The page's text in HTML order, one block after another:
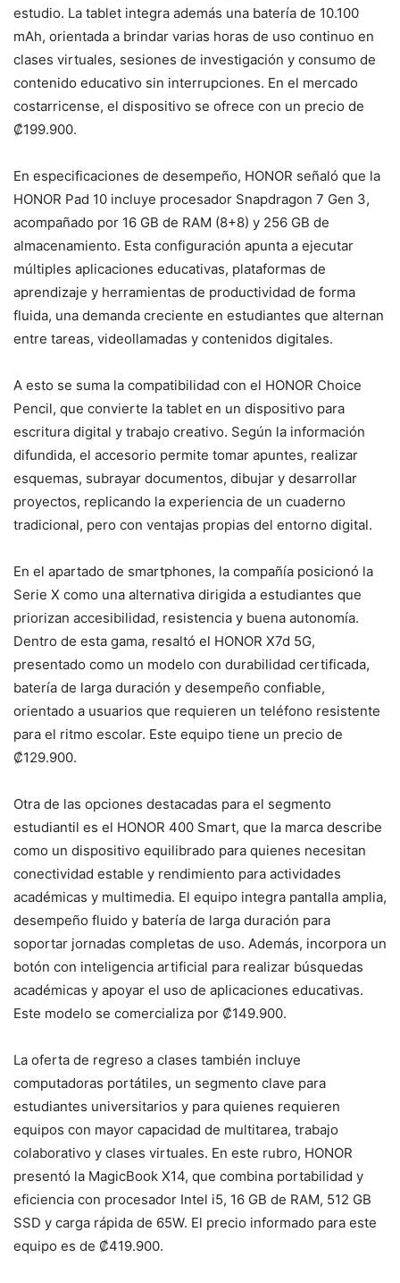
estudio. La tablet integra además una batería de 10.100
mAh, orientada a brindar varias horas de uso continuo en
clases virtuales, sesiones de investigación y consumo de
contenido educativo sin interrupciones. En el mercado
costarricense, el dispositivo se ofrece con un precio de
₡199.900.
En especificaciones de desempeño, HONOR señaló que la
HONOR Pad 10 incluye procesador Snapdragon 7 Gen 3,
acompañado por 16 GB de RAM (8+8) y 256 GB de
almacenamiento. Esta configuración apunta a ejecutar
múltiples aplicaciones educativas, plataformas de
aprendizaje y herramientas de productividad de forma
fluida, una demanda creciente en estudiantes que alternan
entre tareas, videollamadas y contenidos digitales.
A esto se suma la compatibilidad con el HONOR Choice
Pencil, que convierte la tablet en un dispositivo para
escritura digital y trabajo creativo. Según la información
difundida, el accesorio permite tomar apuntes, realizar
esquemas, subrayar documentos, dibujar y desarrollar
proyectos, replicando la experiencia de un cuaderno
tradicional, pero con ventajas propias del entorno digital.
En el apartado de smartphones, la compañía posicionó la
Serie X como una alternativa dirigida a estudiantes que
priorizan accesibilidad, resistencia y buena autonomía.
Dentro de esta gama, resaltó el HONOR X7d 5G,
presentado como un modelo con durabilidad certificada,
batería de larga duración y desempeño confiable,
orientado a usuarios que requieren un teléfono resistente
para el ritmo escolar. Este equipo tiene un precio de
₡129.900.
Otra de las opciones destacadas para el segmento
estudiantil es el HONOR 400 Smart, que la marca describe
como un dispositivo equilibrado para quienes necesitan
conectividad estable y rendimiento para actividades
académicas y multimedia. El equipo integra pantalla amplia,
desempeño fluido y batería de larga duración para
soportar jornadas completas de uso. Además, incorpora un
botón con inteligencia artificial para realizar búsquedas
académicas y apoyar el uso de aplicaciones educativas.
Este modelo se comercializa por ₡149.900.
La oferta de regreso a clases también incluye
computadoras portátiles, un segmento clave para
estudiantes universitarios y para quienes requieren
equipos con mayor capacidad de multitarea, trabajo
colaborativo y clases virtuales. En este rubro, HONOR
presentó la MagicBook X14, que combina portabilidad y
eficiencia con procesador Intel i5, 16 GB de RAM, 512 GB
SSD y carga rápida de 65W. El precio informado para este
equipo es de ₡419.900.